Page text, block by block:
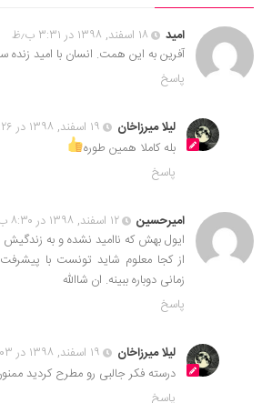
امید
۱۸ اسفند, ۱۳۹۸ در ۳:۳۱ ب٫ظ
آفرین به این همت. انسان با امید
پاسخ
لیلا میرزاخان
۱۹ اسفند, ۱۳۹۸ در ۰:۲۶ ق٫ظ
بله کاملا همین طوره
پاسخ
امیرحسین
۱۲ اسفند, ۱۳۹۸ در ۸:۳۰ ب٫ظ
ایول بهش که ناامید نشده و به زندگیش
از کجا معلوم شاید تونست با
زمانی دوباره ببینه. ان شاالله
پاسخ
لیلا میرزاخان
۱۹ اسفند, ۱۳۹۸ در ۱:۰۳ ق٫ظ
درسته فکر جالبی رو مطرح کردید
پاسخ